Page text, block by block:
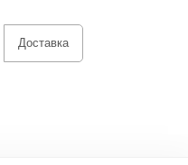
Доставка